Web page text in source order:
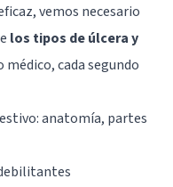
vemos necesario
los tipos de úlcera y
médico, cada segundo
anatomía, partes